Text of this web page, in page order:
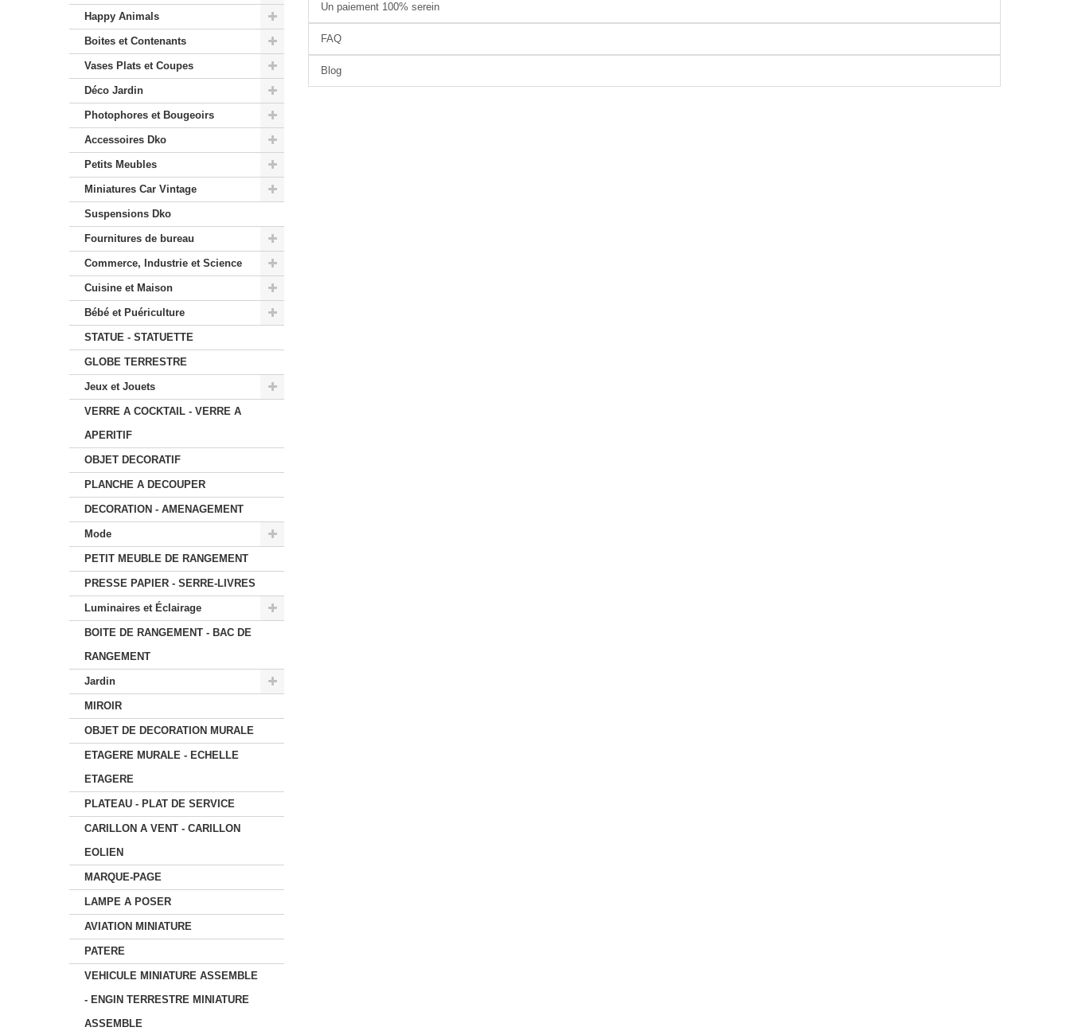
Happy Animals
Boites et Contenants
Vases Plats et Coupes
Déco Jardin
Photophores et Bougeoirs
Accessoires Dko
Petits Meubles
Miniatures Car Vintage
Suspensions Dko
Fournitures de bureau
Commerce, Industrie et Science
Cuisine et Maison
Bébé et Puériculture
STATUE - STATUETTE
GLOBE TERRESTRE
Jeux et Jouets
VERRE A COCKTAIL - VERRE A
APERITIF
OBJET DECORATIF
PLANCHE A DECOUPER
DECORATION - AMENAGEMENT
Mode
PETIT MEUBLE DE RANGEMENT
PRESSE PAPIER - SERRE-LIVRES
Luminaires et Éclairage
BOITE DE RANGEMENT - BAC DE
RANGEMENT
Jardin
MIROIR
OBJET DE DECORATION MURALE
ETAGERE MURALE - ECHELLE
ETAGERE
PLATEAU - PLAT DE SERVICE
CARILLON A VENT - CARILLON
EOLIEN
MARQUE-PAGE
LAMPE A POSER
AVIATION MINIATURE
PATERE
VEHICULE MINIATURE ASSEMBLE
- ENGIN TERRESTRE MINIATURE
ASSEMBLE
Un paiement 100% serein
FAQ
Blog